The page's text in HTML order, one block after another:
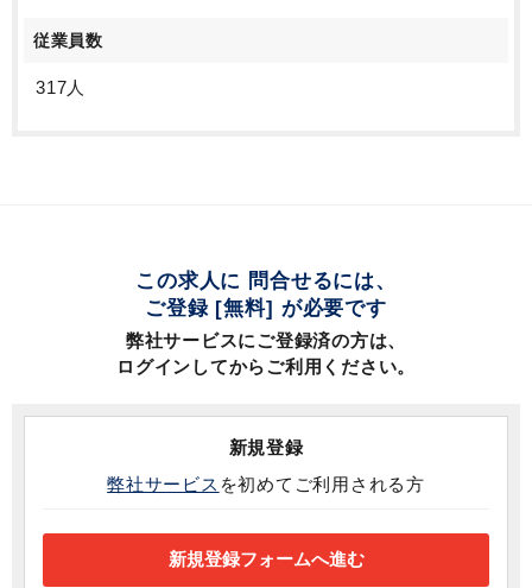
従業員数
317人
この求人に 問合せるには、
ご登録 [無料] が必要です
弊社サービスにご登録済の方は、
ログインしてからご利用ください。
新規登録
弊社サービス を初めてご利用される方